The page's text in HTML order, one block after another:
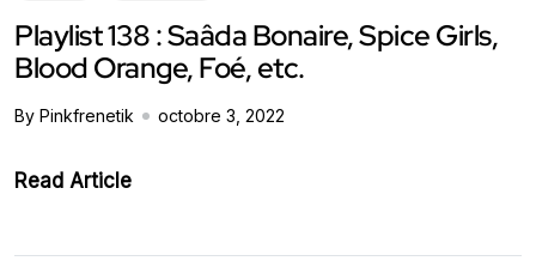
Playlist 138 : Saâda Bonaire, Spice Girls,
Blood Orange, Foé, etc.
By Pinkfrenetik octobre 3, 2022
Read Article